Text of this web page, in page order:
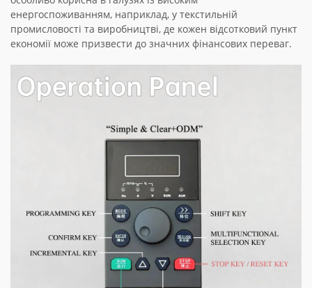
енергоспоживанням, наприклад, у текстильній
промисловості та виробництві, де кожен відсотковий пункт
економії може призвести до значних фінансових переваг.